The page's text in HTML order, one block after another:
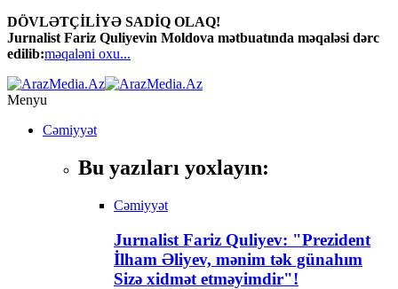
DÖVLƏTÇİLİYƏ SADİQ OLAQ!
Jurnalist Fariz Quliyevin Moldova mətbuatında məqaləsi dərc
edilib:məqaləni oxu...
Menyu
Cəmiyyət
Bu yazıları yoxlayın:
Cəmiyyət
Jurnalist Fariz Quliyev: "Prezident
İlham Əliyev, mənim tək günahım
Sizə xidmət etməyimdir"!